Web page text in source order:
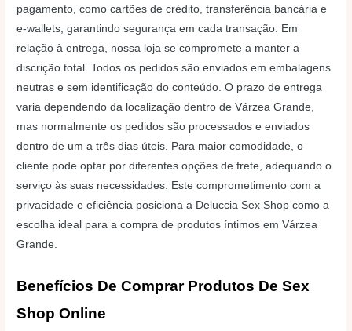
pagamento, como cartões de crédito, transferência bancária e
e-wallets, garantindo segurança em cada transação. Em
relação à entrega, nossa loja se compromete a manter a
discrição total. Todos os pedidos são enviados em embalagens
neutras e sem identificação do conteúdo. O prazo de entrega
varia dependendo da localização dentro de Várzea Grande,
mas normalmente os pedidos são processados e enviados
dentro de um a três dias úteis. Para maior comodidade, o
cliente pode optar por diferentes opções de frete, adequando o
serviço às suas necessidades. Este comprometimento com a
privacidade e eficiência posiciona a Deluccia Sex Shop como a
escolha ideal para a compra de produtos íntimos em Várzea
Grande.
Benefícios De Comprar Produtos De Sex
Shop Online